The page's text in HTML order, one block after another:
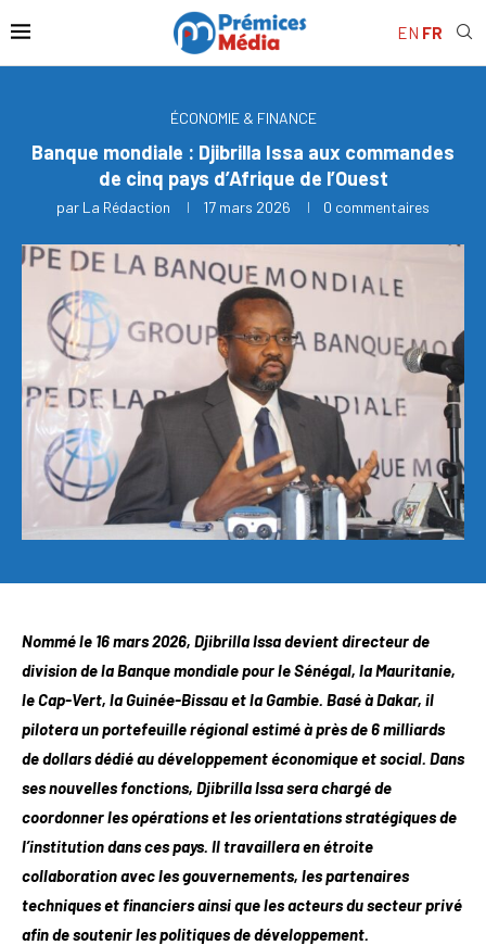
EN FR
ÉCONOMIE & FINANCE
Banque mondiale : Djibrilla Issa aux commandes
de cinq pays d’Afrique de l’Ouest
par La Rédaction 17 mars 2026 0 commentaires
Nommé le 16 mars 2026, Djibrilla Issa devient directeur de
division de la Banque mondiale pour le Sénégal, la Mauritanie,
le Cap-Vert, la Guinée-Bissau et la Gambie. Basé à Dakar, il
pilotera un portefeuille régional estimé à près de 6 milliards
de dollars dédié au développement économique et social. Dans
ses nouvelles fonctions, Djibrilla Issa sera chargé de
coordonner les opérations et les orientations stratégiques de
l’institution dans ces pays. Il travaillera en étroite
collaboration avec les gouvernements, les partenaires
techniques et financiers ainsi que les acteurs du secteur privé
afin de soutenir les politiques de développement.